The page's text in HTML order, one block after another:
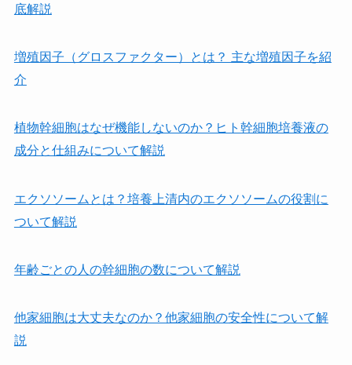
底解説
増殖因子（グロスファクター）とは？ 主な増殖因子を紹
介
植物幹細胞はなぜ機能しないのか？ヒト幹細胞培養液の
成分と仕組みについて解説
エクソソームとは？培養上清内のエクソソームの役割に
ついて解説
年齢ごとの人の幹細胞の数について解説
他家細胞は⼤丈夫なのか？他家細胞の安全性について解
説